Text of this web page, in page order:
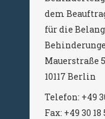
dem
für die
Mauerstraße
10117 Berlin
Telefon: +49
Fax: +49 30 18